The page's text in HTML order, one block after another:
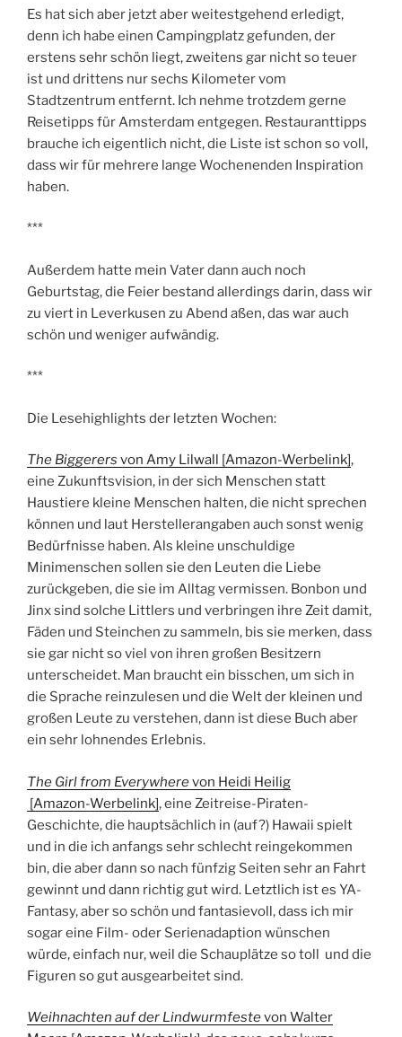
Es hat sich aber jetzt aber weitestgehend erledigt,
denn ich habe einen Campingplatz gefunden, der
erstens sehr schön liegt, zweitens gar nicht so teuer
ist und drittens nur sechs Kilometer vom
Stadtzentrum entfernt. Ich nehme trotzdem gerne
Reisetipps für Amsterdam entgegen. Restauranttipps
brauche ich eigentlich nicht, die Liste ist schon so voll,
dass wir für mehrere lange Wochenenden Inspiration
haben.
***
Außerdem hatte mein Vater dann auch noch
Geburtstag, die Feier bestand allerdings darin, dass wir
zu viert in Leverkusen zu Abend aßen, das war auch
schön und weniger aufwändig.
***
Die Lesehighlights der letzten Wochen:
The Biggerers von Amy Lilwall [Amazon-Werbelink],
eine Zukunftsvision, in der sich Menschen statt
Haustiere kleine Menschen halten, die nicht sprechen
können und laut Herstellerangaben auch sonst wenig
Bedürfnisse haben. Als kleine unschuldige
Minimenschen sollen sie den Leuten die Liebe
zurückgeben, die sie im Alltag vermissen. Bonbon und
Jinx sind solche Littlers und verbringen ihre Zeit damit,
Fäden und Steinchen zu sammeln, bis sie merken, dass
sie gar nicht so viel von ihren großen Besitzern
unterscheidet. Man braucht ein bisschen, um sich in
die Sprache reinzulesen und die Welt der kleinen und
großen Leute zu verstehen, dann ist diese Buch aber
ein sehr lohnendes Erlebnis.
The Girl from Everywherevon Heidi Heilig
[Amazon-Werbelink], eine Zeitreise-Piraten-
Geschichte, die hauptsächlich in (auf?) Hawaii spielt
und in die ich anfangs sehr schlecht reingekommen
bin, die aber dann so nach fünfzig Seiten sehr an Fahrt
gewinnt und dann richtig gut wird. Letztlich ist es YA-
Fantasy, aber so schön und fantasievoll, dass ich mir
sogar eine Film- oder Serienadaption wünschen
würde, einfach nur, weil die Schauplätze so toll und die
Figuren so gut ausgearbeitet sind.
Weihnachten auf der Lindwurmfestevon Walter